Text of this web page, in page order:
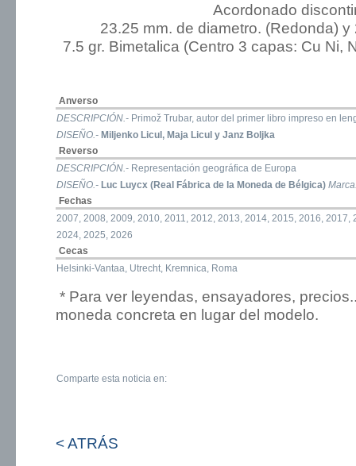
Acordonado
23.25 mm. de diametro. (Redonda)
7.5 gr. Bimetalica (Centro 3 capas: Cu Ni,
Anverso
DESCRIPCIÓN.- Primož Trubar, autor del primer libro impreso en
DISEÑO.- Miljenko Licul, Maja Licul y Janz Boljka
Reverso
DESCRIPCIÓN.- Representación geográfica de Europa
DISEÑO.- Luc Luycx (Real Fábrica de la Moneda de Bélgica)
Fechas
2007, 2008, 2009, 2010, 2011, 2012, 2013, 2014, 2015, 2016,
2024, 2025, 2026
Cecas
Helsinki-Vantaa, Utrecht, Kremnica, Roma
* Para ver leyendas, ensayadores,
moneda concreta en lugar del modelo.
Comparte esta noticia en:
< ATRÁS